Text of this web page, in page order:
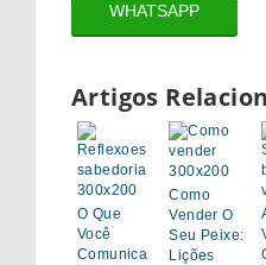
WHATSAPP
Artigos
O Que
Você
Comunica
Como
Vender O
Seu Peixe:
Lições